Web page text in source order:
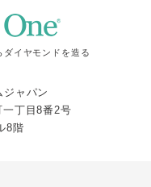
イヤモンドを造る
ャパン
丁目8番2号
8階